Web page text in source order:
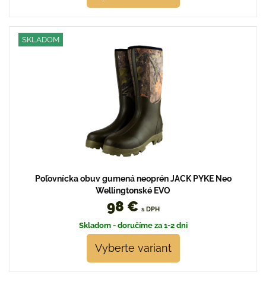
SKLADOM
Poľovnícka obuv gumená neoprén JACK PYKE Neo
Wellingtonské EVO
98 € s DPH
Skladom - doručíme za 1-2 dni
Vyberte variant